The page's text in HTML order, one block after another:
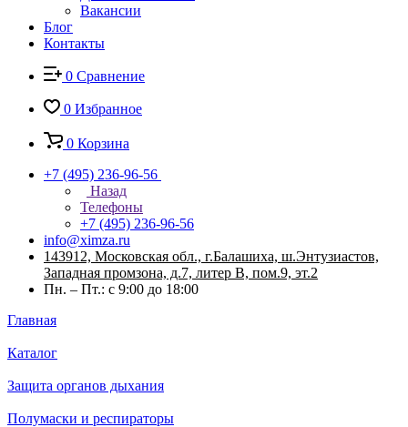
Вакансии
Блог
Контакты
0 Сравнение
0 Избранное
0 Корзина
+7 (495) 236-96-56
Назад
Телефоны
+7 (495) 236-96-56
info@ximza.ru
143912, Московская обл., г.Балашиха, ш.Энтузиастов,
Западная промзона, д.7, литер В, пом.9, эт.2
Пн. – Пт.: с 9:00 до 18:00
Главная
Каталог
Защита органов дыхания
Полумаски и респираторы